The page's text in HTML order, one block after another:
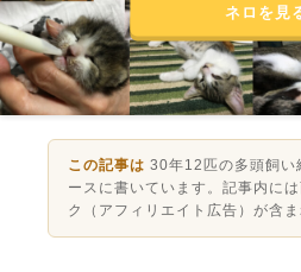
ネロを見
この記事は 30年12匹の多頭飼い
ースに書いています。記事内に
ク（アフィリエイト広告）が含ま